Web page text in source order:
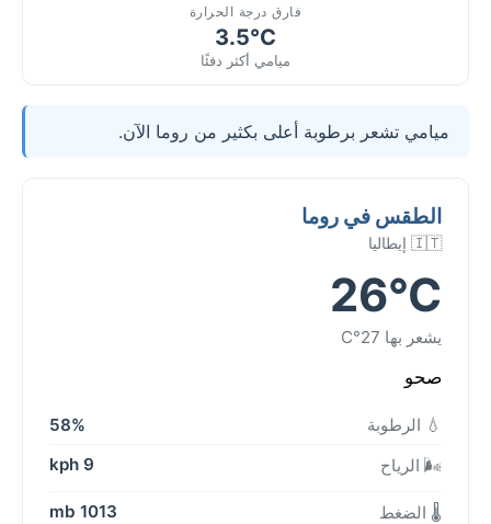
فارق درجة الحرارة
3.5°C
ميامي أكثر دفئًا
ميامي تشعر برطوبة أعلى بكثير من روما الآن.
الطقس في روما
🇮🇹 إيطاليا
26°C
يشعر بها 27°C
صحو
💧 الرطوبة
58%
🌬️ الرياح
9 kph
🌡️ الضغط 1013 mb